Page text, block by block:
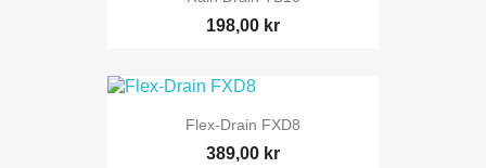
198,00 kr
Flex-Drain FXD8
389,00 kr